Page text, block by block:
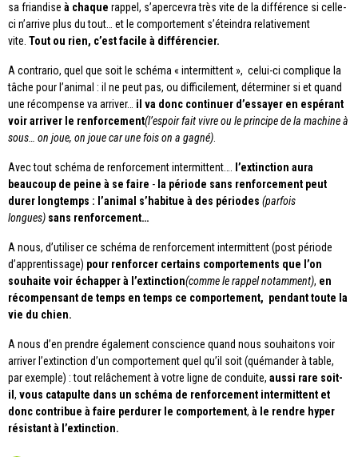
sa friandise à chaque rappel, s’apercevra très vite de la différence si celle-
ci n’arrive plus du tout… et le comportement s’éteindra relativement
vite. Tout ou rien, c’est facile à différencier.
A contrario, quel que soit le schéma « intermittent », celui-ci complique la
tâche pour l’animal : il ne peut pas, ou difficilement, déterminer si et quand
une récompense va arriver… il va donc continuer d’essayer en espérant
voir arriver le renforcement(l’espoir fait vivre ou le principe de la machine à
sous… on joue, on joue car une fois on a gagné).
Avec tout schéma de renforcement intermittent…. l’extinction aura
beaucoup de peine à se faire - la période sans renforcement peut
durer longtemps : l’animal s’habitue à des périodes (parfois
longues) sans renforcement…
A nous, d’utiliser ce schéma de renforcement intermittent (post période
d’apprentissage) pour renforcer certains comportements que l’on
souhaite voir échapper à l’extinction(comme le rappel notamment), en
récompensant de temps en temps ce comportement, pendant toute la
vie du chien.
A nous d’en prendre également conscience quand nous souhaitons voir
arriver l’extinction d’un comportement quel qu’il soit (quémander à table,
par exemple) : tout relâchement à votre ligne de conduite, aussi rare soit-
il , vous catapulte dans un schéma de renforcement intermittent et
donc contribue à faire perdurer le comportement, à le rendre hyper
résistant à l’extinction.